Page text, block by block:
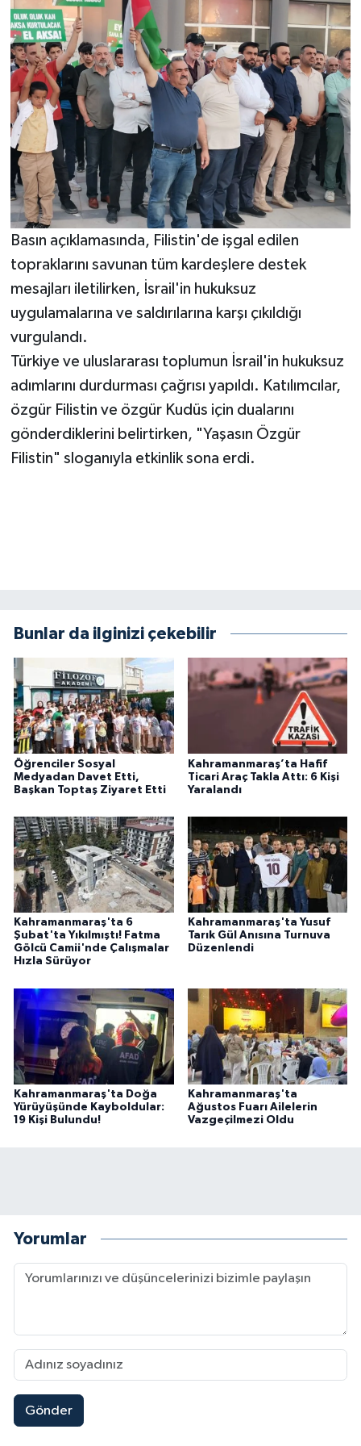
Basın açıklamasında, Filistin'de işgal edilen
topraklarını savunan tüm kardeşlere destek
mesajları iletilirken, İsrail'in hukuksuz
uygulamalarına ve saldırılarına karşı çıkıldığı
vurgulandı.
Türkiye ve uluslararası toplumun İsrail'in hukuksuz
adımlarını durdurması çağrısı yapıldı. Katılımcılar,
özgür Filistin ve özgür Kudüs için dualarını
gönderdiklerini belirtirken, "Yaşasın Özgür
Filistin" sloganıyla etkinlik sona erdi.
Bunlar da ilginizi çekebilir
Öğrenciler Sosyal
Medyadan Davet Etti,
Başkan Toptaş Ziyaret Etti
Kahramanmaraş’ta Hafif
Ticari Araç Takla Attı: 6 Kişi
Yaralandı
Kahramanmaraş'ta 6
Şubat'ta Yıkılmıştı! Fatma
Gölcü Camii'nde Çalışmalar
Hızla Sürüyor
Kahramanmaraş'ta Yusuf
Tarık Gül Anısına Turnuva
Düzenlendi
Kahramanmaraş'ta Doğa
Yürüyüşünde Kayboldular:
19 Kişi Bulundu!
Kahramanmaraş'ta
Ağustos Fuarı Ailelerin
Vazgeçilmezi Oldu
Yorumlar
Gönder
17:08 |Kahramanmaraş’ta Hafif Ticari Araç Takla Attı:
BİLİM TEKNOLOJİ
ASAYİŞ
SEÇİM 2015
ÇEVRE
BİLİM VE TEKNOLOJİ
YARIŞMALAR
TANITIM